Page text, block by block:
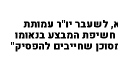
לשעבר יו"ר עמותת
המבצע בנאומו
שחייבים להפסיק"